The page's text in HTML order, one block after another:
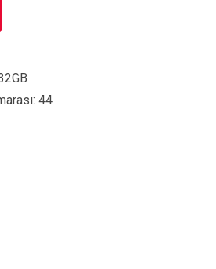
44